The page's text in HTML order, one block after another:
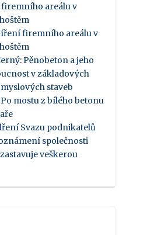
areálu v
firemního areálu v
:Pěnobeton a jeho
v základových
staveb
Po mostu z bílého betonu
Svazu podnikatelů
společnosti
veškerou